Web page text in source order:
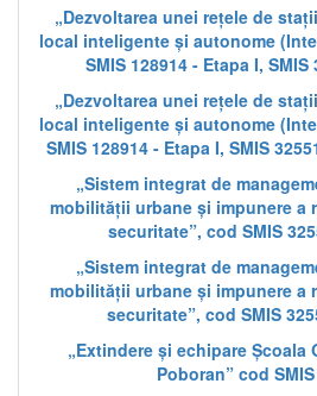
„Dezvoltarea unei rețele de
local inteligente și autonome
SMIS 128914 - Etapa I, SMIS
„Dezvoltarea unei rețele de
local inteligente și autonome
SMIS 128914 - Etapa I, SMIS
„Sistem integrat de
mobilității urbane și impunere a
securitate”, cod SMIS
„Sistem integrat de
mobilității urbane și impunere a
securitate”, cod SMIS
„Extindere și echipare Școala
Poboran” cod